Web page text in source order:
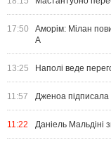
17:50
Аморім: Мілан
А
13:25 Наполі веде
11:57 Дженоа підписала
11:22 Даніель Мальдіні